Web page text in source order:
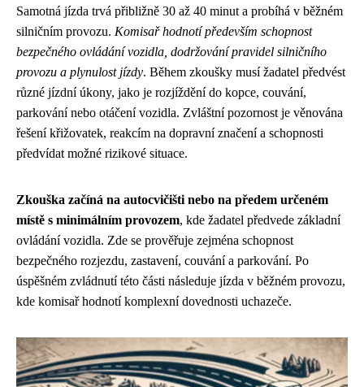
Samotná jízda trvá přibližně 30 až 40 minut a probíhá v běžném
silničním provozu. Komisař hodnotí především schopnost
bezpečného ovládání vozidla, dodržování pravidel silničního
provozu a plynulost jízdy. Během zkoušky musí žadatel předvést
různé jízdní úkony, jako je rozjíždění do kopce, couvání,
parkování nebo otáčení vozidla. Zvláštní pozornost je věnována
řešení křižovatek, reakcím na dopravní značení a schopnosti
předvídat možné rizikové situace.
Zkouška začíná na autocvičišti nebo na předem určeném
místě s minimálním provozem, kde žadatel předvede základní
ovládání vozidla. Zde se prověřuje zejména schopnost
bezpečného rozjezdu, zastavení, couvání a parkování. Po
úspěšném zvládnutí této části následuje jízda v běžném provozu,
kde komisař hodnotí komplexní dovednosti uchazeče.